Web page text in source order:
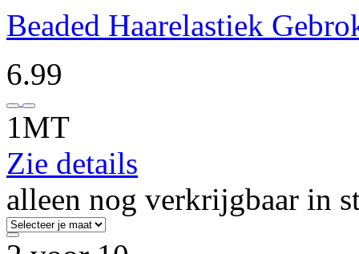
Beaded Haarelastiek
6.99
1MT
Zie details
alleen nog verkrijgbaar in